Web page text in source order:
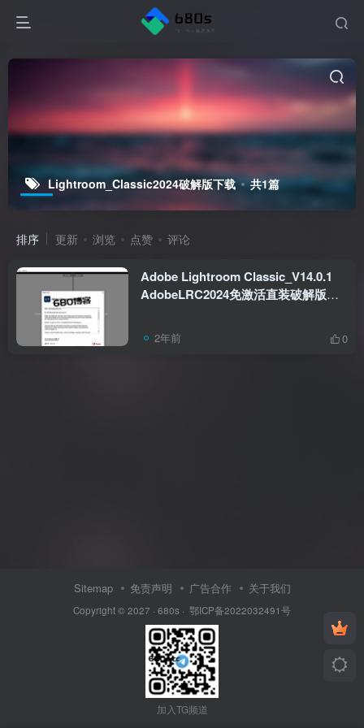
Lightroom_Classic2024破解版下载 共1篇
排序 更新 浏览 点赞 评论
Adobe Lightroom Classic_V14.0.1
AdobeLRC2024免激活直装破解版下
2年前 0
Sitemap 免责声明 广告合作 关于我们
Copyright © 2027 · 680s · 鄂ICP备2022032491号
加入TG频道